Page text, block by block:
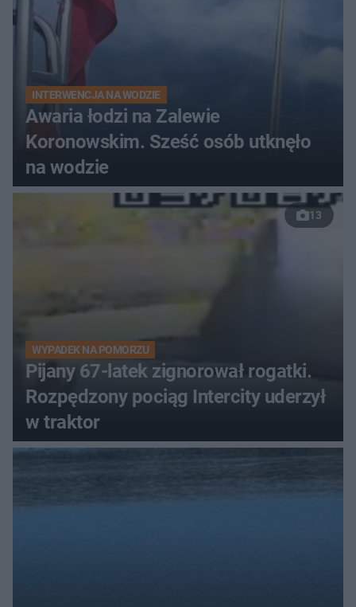
INTERWENCJA NA WODZIE
Awaria łodzi na Zalewie
Koronowskim. Sześć osób utknęło
na wodzie
13
WYPADEK NA POMORZU
Pijany 67-latek zignorował rogatki.
Rozpędzony pociąg Intercity uderzył
w traktor